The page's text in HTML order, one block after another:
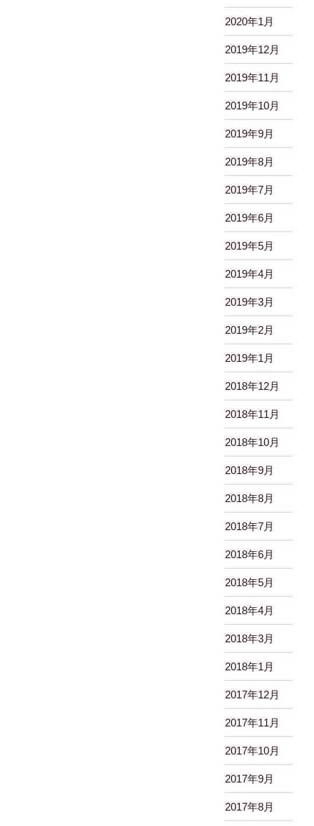
2020年1月
2019年12月
2019年11月
2019年10月
2019年9月
2019年8月
2019年7月
2019年6月
2019年5月
2019年4月
2019年3月
2019年2月
2019年1月
2018年12月
2018年11月
2018年10月
2018年9月
2018年8月
2018年7月
2018年6月
2018年5月
2018年4月
2018年3月
2018年1月
2017年12月
2017年11月
2017年10月
2017年9月
2017年8月